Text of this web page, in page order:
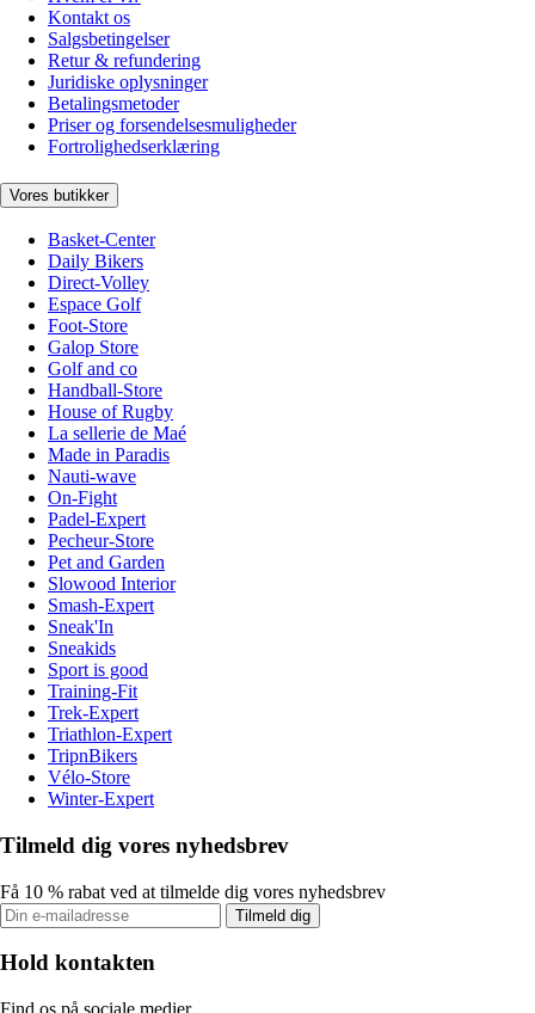
Kontakt os
Salgsbetingelser
Retur & refundering
Juridiske oplysninger
Betalingsmetoder
Priser og forsendelsesmuligheder
Fortrolighedserklæring
Vores butikker
Basket-Center
Daily Bikers
Direct-Volley
Espace Golf
Foot-Store
Galop Store
Golf and co
Handball-Store
House of Rugby
La sellerie de Maé
Made in Paradis
Nauti-wave
On-Fight
Padel-Expert
Pecheur-Store
Pet and Garden
Slowood Interior
Smash-Expert
Sneak'In
Sneakids
Sport is good
Training-Fit
Trek-Expert
Triathlon-Expert
TripnBikers
Vélo-Store
Winter-Expert
Tilmeld dig vores nyhedsbrev
Få 10 % rabat ved at tilmelde dig vores nyhedsbrev
Tilmeld dig
Hold kontakten